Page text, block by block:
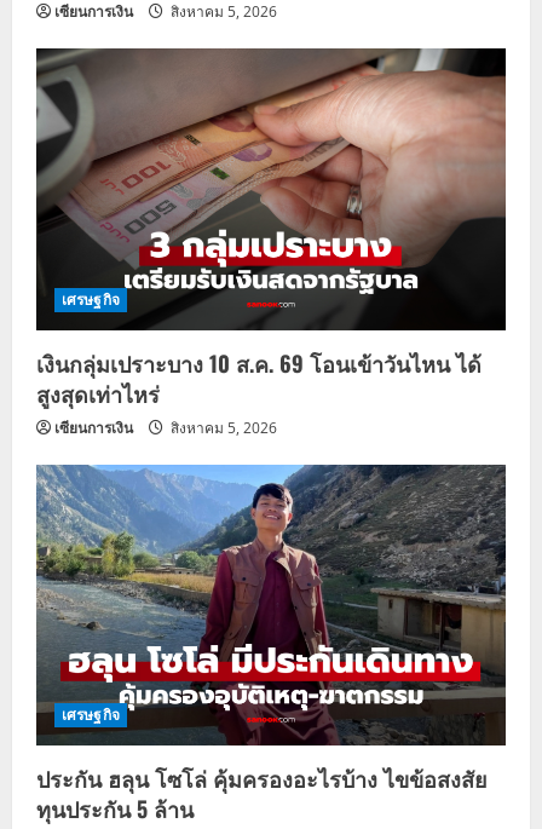
เซียนการเงิน สิงหาคม 5, 2026
เศรษฐกิจ
เงินกลุ่มเปราะบาง 10 ส.ค. 69 โอนเข้าวันไหน ได้
สูงสุดเท่าไหร่
เซียนการเงิน สิงหาคม 5, 2026
เศรษฐกิจ
ประกัน ฮลุน โซโล่ คุ้มครองอะไรบ้าง ไขข้อสงสัย
ทุนประกัน 5 ล้าน